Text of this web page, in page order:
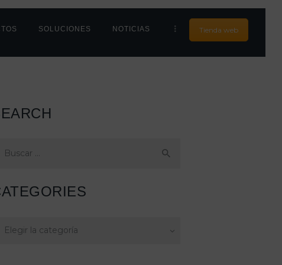
SOLUCIONES NOTICIAS Tienda web